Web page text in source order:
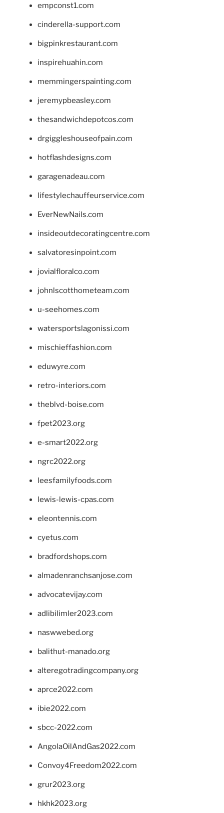
empconst1.com
cinderella-support.com
bigpinkrestaurant.com
inspirehuahin.com
memmingerspainting.com
jeremypbeasley.com
thesandwichdepotcos.com
drgiggleshouseofpain.com
hotflashdesigns.com
garagenadeau.com
lifestylechauffeurservice.com
EverNewNails.com
insideoutdecoratingcentre.com
salvatoresinpoint.com
jovialfloralco.com
johnlscotthometeam.com
u-seehomes.com
watersportslagonissi.com
mischieffashion.com
eduwyre.com
retro-interiors.com
theblvd-boise.com
fpet2023.org
e-smart2022.org
ngrc2022.org
leesfamilyfoods.com
lewis-lewis-cpas.com
eleontennis.com
cyetus.com
bradfordshops.com
almadenranchsanjose.com
advocatevijay.com
adlibilimler2023.com
naswwebed.org
balithut-manado.org
alteregotradingcompany.org
aprce2022.com
ibie2022.com
sbcc-2022.com
AngolaOilAndGas2022.com
Convoy4Freedom2022.com
grur2023.org
hkhk2023.org